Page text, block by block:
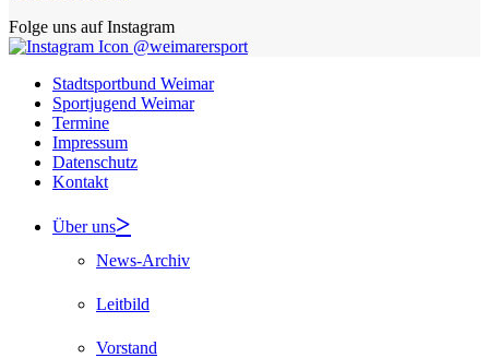
Folge uns auf Instagram
@weimarersport
Stadtsportbund Weimar
Sportjugend Weimar
Termine
Impressum
Datenschutz
Kontakt
Über uns
News-Archiv
Leitbild
Vorstand